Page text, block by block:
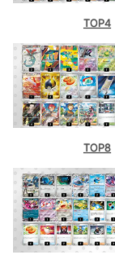
TOP4
TOP8